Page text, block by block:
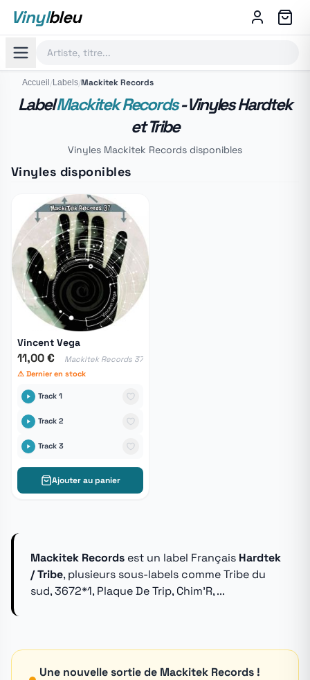
Vinylbleu
Accueil /Labels/Mackitek Records
LabelMackitek Records- Vinyles Hardtek
et Tribe
Vinyles Mackitek Records disponibles
Vinyles disponibles
Vincent Vega
11,00 €
Mackitek Records 37
⚠ Dernier en stock
Track 1
Track 2
Track 3
Ajouter au panier
Mackitek Records est un label Français Hardtek
/ Tribe, plusieurs sous-labels comme Tribe du
sud, 3672*1, Plaque De Trip, Chim'R, ...
Une nouvelle sortie de Mackitek Records !